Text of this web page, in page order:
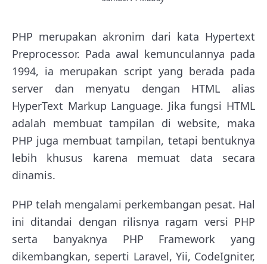
PHP merupakan akronim dari kata Hypertext
Preprocessor. Pada awal kemunculannya pada
1994, ia merupakan script yang berada pada
server dan menyatu dengan HTML alias
HyperText Markup Language. Jika fungsi HTML
adalah membuat tampilan di website, maka
PHP juga membuat tampilan, tetapi bentuknya
lebih khusus karena memuat data secara
dinamis.
PHP telah mengalami perkembangan pesat. Hal
ini ditandai dengan rilisnya ragam versi PHP
serta banyaknya PHP Framework yang
dikembangkan, seperti Laravel, Yii, CodeIgniter,